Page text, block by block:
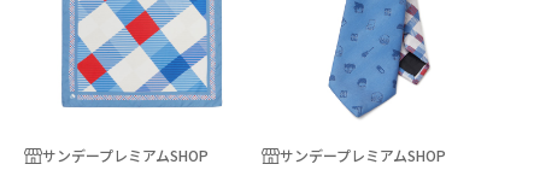
サンデープレミアムSHOP サンデープレミアムSHOP